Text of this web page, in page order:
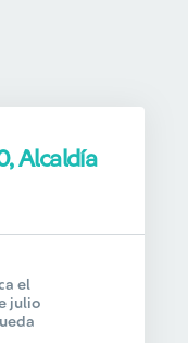
Alcaldía
el
julio